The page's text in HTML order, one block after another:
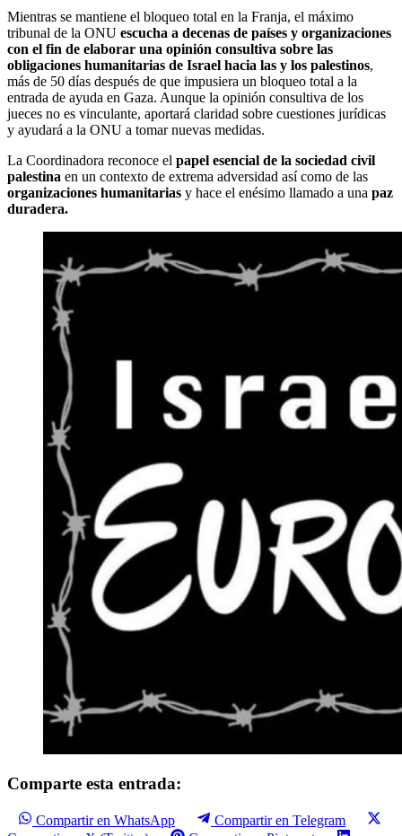
Mientras se mantiene el bloqueo total en la Franja, el máximo
tribunal de la ONU escucha a decenas de países y organizaciones
con el fin de elaborar una opinión consultiva sobre las
obligaciones humanitarias de Israel hacia las y los palestinos,
más de 50 días después de que impusiera un bloqueo total a la
entrada de ayuda en Gaza. Aunque la opinión consultiva de los
jueces no es vinculante, aportará claridad sobre cuestiones jurídicas
y ayudará a la ONU a tomar nuevas medidas.
La Coordinadora reconoce el papel esencial de la sociedad civil
palestina en un contexto de extrema adversidad así como de las
organizaciones humanitarias y hace el enésimo llamado a una paz
duradera.
Comparte esta entrada:
Compartir en WhatsApp
Compartir en Telegram